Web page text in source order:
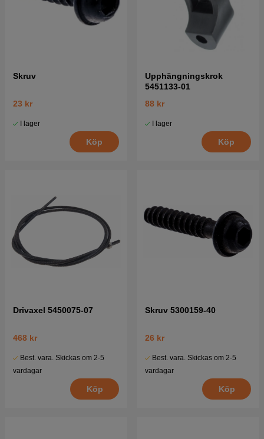
Skruv
23 kr
I lager
Köp
Upphängningskrok
5451133-01
88 kr
I lager
Köp
Drivaxel 5450075-07
468 kr
Best. vara. Skickas om 2-5
vardagar
Köp
Skruv 5300159-40
26 kr
Best. vara. Skickas om 2-5
vardagar
Köp